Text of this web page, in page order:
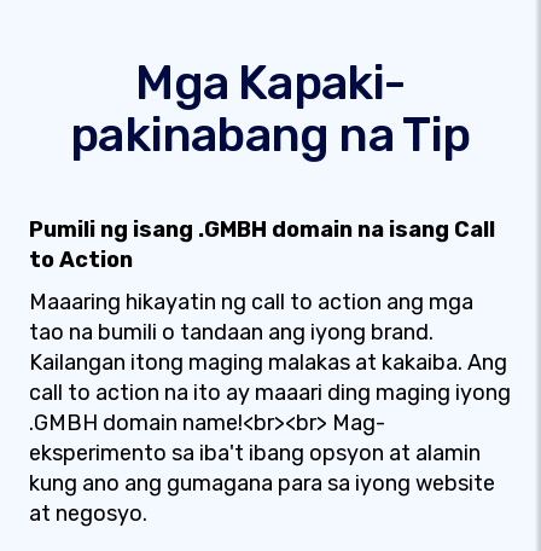
Mga Kapaki-
pakinabang na Tip
Pumili ng isang .GMBH domain na isang Call
to Action
Maaaring hikayatin ng call to action ang mga
tao na bumili o tandaan ang iyong brand.
Kailangan itong maging malakas at kakaiba. Ang
call to action na ito ay maaari ding maging iyong
.GMBH domain name!<br><br> Mag-
eksperimento sa iba't ibang opsyon at alamin
kung ano ang gumagana para sa iyong website
at negosyo.